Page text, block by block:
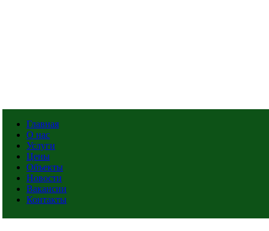
Главная
О нас
Услуги
Цены
Объекты
Новости
Вакансии
Контакты